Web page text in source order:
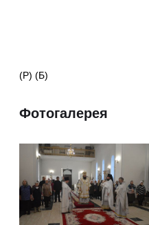
(Р) (Б)
Фотогалерея